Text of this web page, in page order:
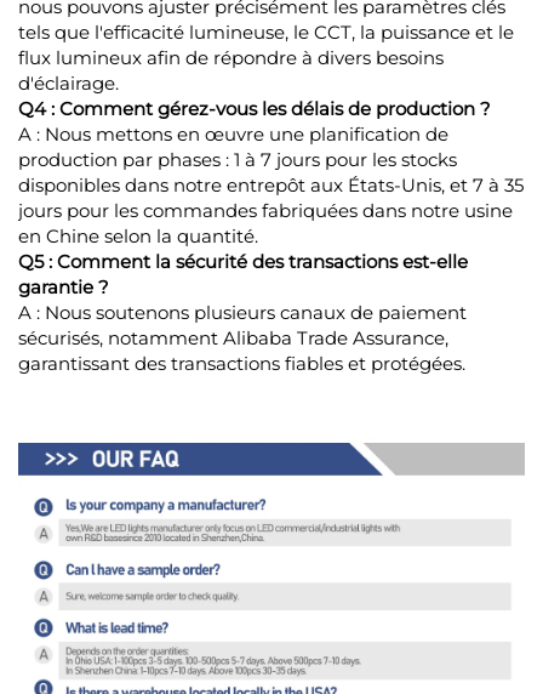
nous pouvons ajuster précisément les paramètres clés
tels que l'efficacité lumineuse, le CCT, la puissance et le
flux lumineux afin de répondre à divers besoins
d'éclairage.
Q4 : Comment gérez-vous les délais de production ?
A : Nous mettons en œuvre une planification de
production par phases : 1 à 7 jours pour les stocks
disponibles dans notre entrepôt aux États-Unis, et 7 à 35
jours pour les commandes fabriquées dans notre usine
en Chine selon la quantité.
Q5 : Comment la sécurité des transactions est-elle
garantie ?
A : Nous soutenons plusieurs canaux de paiement
sécurisés, notamment Alibaba Trade Assurance,
garantissant des transactions fiables et protégées.